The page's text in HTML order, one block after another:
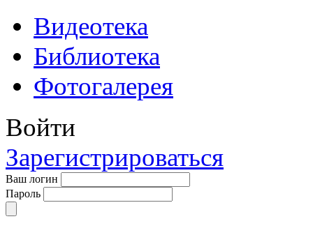
Видеотека
Библиотека
Фотогалерея
Войти
Зарегистрироваться
Ваш логин
Пароль